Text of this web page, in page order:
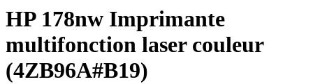
HP 178nw Imprimante
multifonction laser couleur
(4ZB96A#B19)